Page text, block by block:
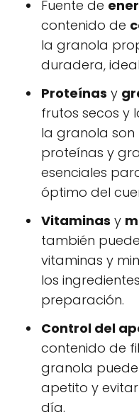
Fuente de
contenido de
la granola
duradera,
Proteínas y
frutos secos y
la granola son
proteínas y
esenciales
óptimo del
Vitaminas y
también
vitaminas y
los
preparación.
Control del
contenido de
granola
apetito y
día.